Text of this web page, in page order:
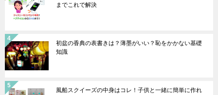
までこれで解決
初盆の香典の表書きは？薄墨がいい？恥をかかない基礎
知識
風船スクイーズの中身はコレ！子供と一緒に簡単に作れ